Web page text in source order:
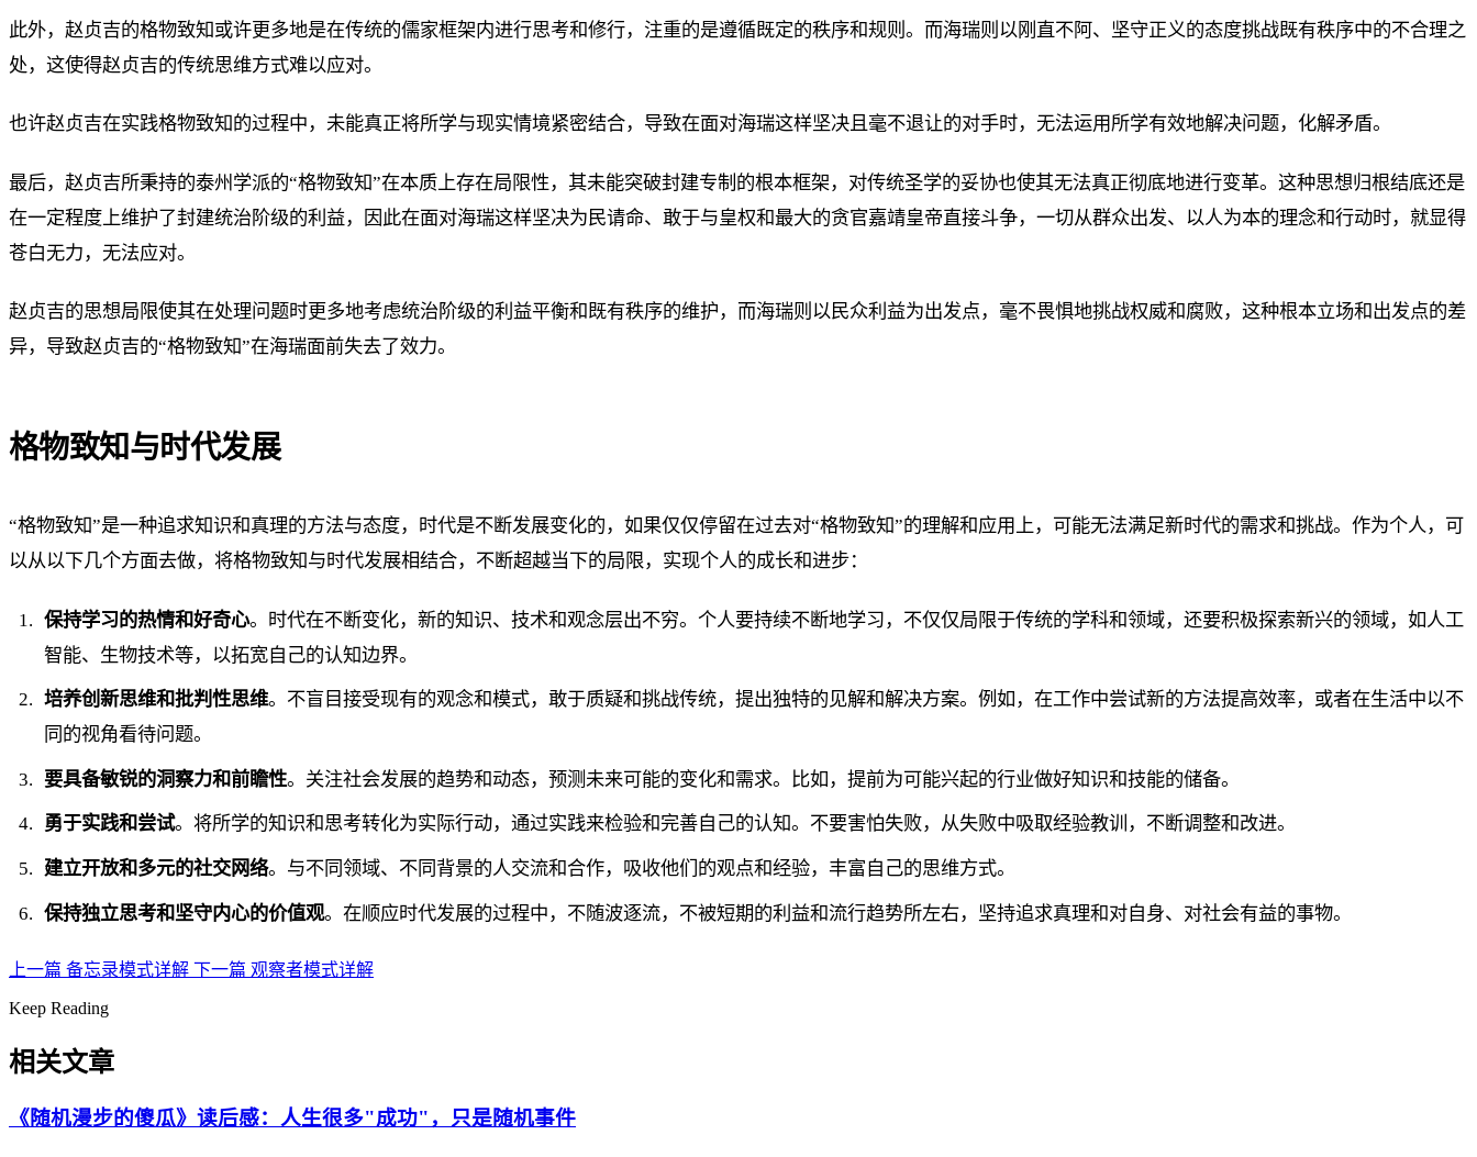
此外，赵贞吉的格物致知或许更多地是在传统的儒家框架内进行思考和修行，注重的是遵循既定的秩序和规则。而海瑞则以刚直不阿、坚守正义的态度挑战既有秩序中的不合理之
处，这使得赵贞吉的传统思维方式难以应对。
也许赵贞吉在实践格物致知的过程中，未能真正将所学与现实情境紧密结合，导致在面对海瑞这样坚决且毫不退让的对手时，无法运用所学有效地解决问题，化解矛盾。
最后，赵贞吉所秉持的泰州学派的“格物致知”在本质上存在局限性，其未能突破封建专制的根本框架，对传统圣学的妥协也使其无法真正彻底地进行变革。这种思想归根结底还是
在一定程度上维护了封建统治阶级的利益，因此在面对海瑞这样坚决为民请命、敢于与皇权和最大的贪官嘉靖皇帝直接斗争，一切从群众出发、以人为本的理念和行动时，就显得
苍白无力，无法应对。
赵贞吉的思想局限使其在处理问题时更多地考虑统治阶级的利益平衡和既有秩序的维护，而海瑞则以民众利益为出发点，毫不畏惧地挑战权威和腐败，这种根本立场和出发点的差
异，导致赵贞吉的“格物致知”在海瑞面前失去了效力。
格物致知与时代发展
“格物致知”是一种追求知识和真理的方法与态度，时代是不断发展变化的，如果仅仅停留在过去对“格物致知”的理解和应用上，可能无法满足新时代的需求和挑战。作为个人，可
以从以下几个方面去做，将格物致知与时代发展相结合，不断超越当下的局限，实现个人的成长和进步：
保持学习的热情和好奇心。时代在不断变化，新的知识、技术和观念层出不穷。个人要持续不断地学习，不仅仅局限于传统的学科和领域，还要积极探索新兴的领域，如人工
智能、生物技术等，以拓宽自己的认知边界。
培养创新思维和批判性思维。不盲目接受现有的观念和模式，敢于质疑和挑战传统，提出独特的见解和解决方案。例如，在工作中尝试新的方法提高效率，或者在生活中以不
同的视角看待问题。
要具备敏锐的洞察力和前瞻性。关注社会发展的趋势和动态，预测未来可能的变化和需求。比如，提前为可能兴起的行业做好知识和技能的储备。
勇于实践和尝试。将所学的知识和思考转化为实际行动，通过实践来检验和完善自己的认知。不要害怕失败，从失败中吸取经验教训，不断调整和改进。
建立开放和多元的社交网络。与不同领域、不同背景的人交流和合作，吸收他们的观点和经验，丰富自己的思维方式。
保持独立思考和坚守内心的价值观。在顺应时代发展的过程中，不随波逐流，不被短期的利益和流行趋势所左右，坚持追求真理和对自身、对社会有益的事物。
上一篇 备忘录模式详解 下一篇 观察者模式详解
Keep Reading
相关文章
《随机漫步的傻瓜》读后感：人生很多"成功"，只是随机事件